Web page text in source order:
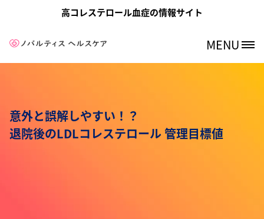
メインコンテンツに移動
高コレステロール血症の情報サイト
Site Logo MENU
意外と誤解しやすい！？
退院後のLDLコレステロール 管理目標値